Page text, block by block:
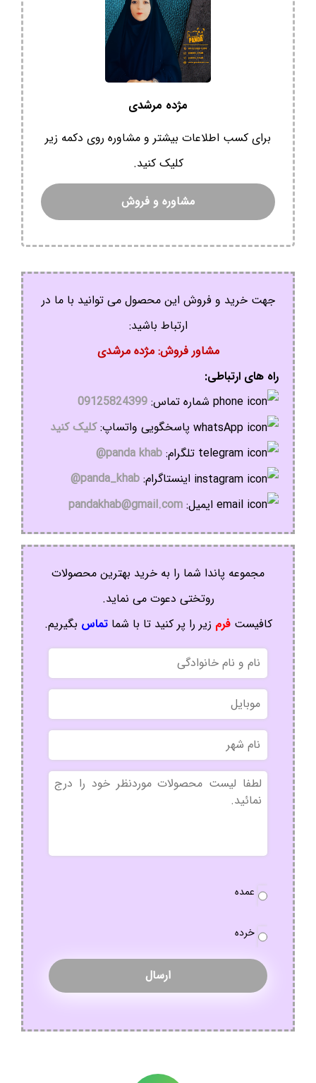
مژده مرشدی
برای کسب اطلاعات بیشتر و مشاوره روی دکمه زیر
کلیک کنید.
مشاوره و فروش
جهت خرید و فروش این محصول می توانید با ما در
ارتباط باشید:
مشاور فروش: مژده مرشدی
راه های ارتباطی:
شماره تماس: 09125824399
پاسخگویی واتساپ:کلیک کنید
تلگرام: panda khab@
اینستاگرام: panda_khab@
ایمیل: pandakhab@gmail.com
مجموعه پاندا شما را به خرید بهترین محصولات
روتختی دعوت می نماید.
کافیستفرم زیر را پر کنید تا با شماتماس بگیریم.
نام
و
نام
خانوادگی
موبایل
نام
شهر
بدون
عنوان
سفارش
عمده
خرده